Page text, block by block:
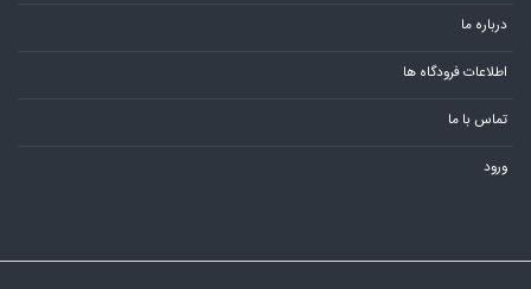
درباره ما
اطلاعات فرودگاه ها
تماس با ما
ورود